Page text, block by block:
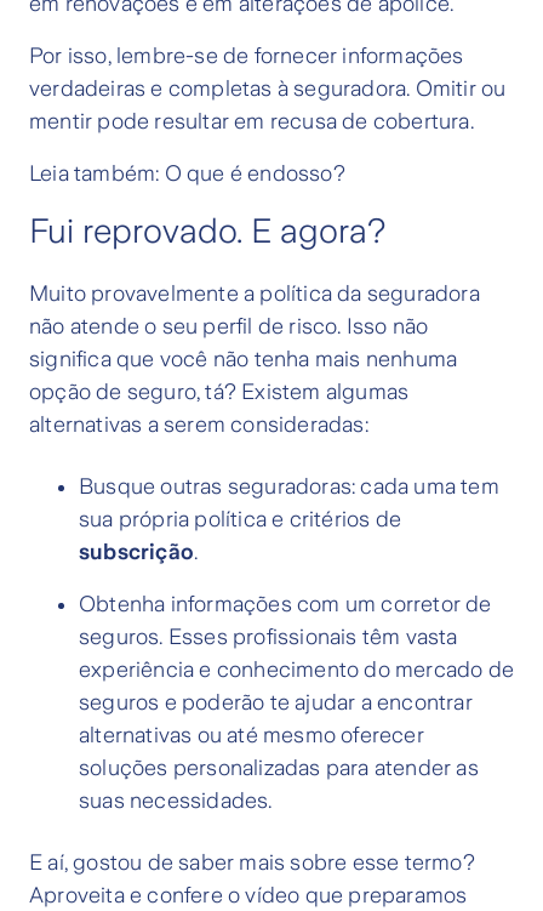
Por isso, lembre-se de fornecer informações
verdadeiras e completas à seguradora. Omitir ou
mentir pode resultar em recusa de cobertura.
Leia também: O que é endosso?
Fui reprovado. E agora?
Muito provavelmente a política da seguradora
não atende o seu perfil de risco. Isso não
significa que você não tenha mais nenhuma
opção de seguro, tá? Existem algumas
alternativas a serem consideradas:
Busque outras seguradoras: cada uma tem
sua própria política e critérios de
subscrição.
Obtenha informações com um corretor de
seguros. Esses profissionais têm vasta
experiência e conhecimento do mercado de
seguros e poderão te ajudar a encontrar
alternativas ou até mesmo oferecer
soluções personalizadas para atender as
suas necessidades.
E aí, gostou de saber mais sobre esse termo?
Aproveita e confere o vídeo que preparamos